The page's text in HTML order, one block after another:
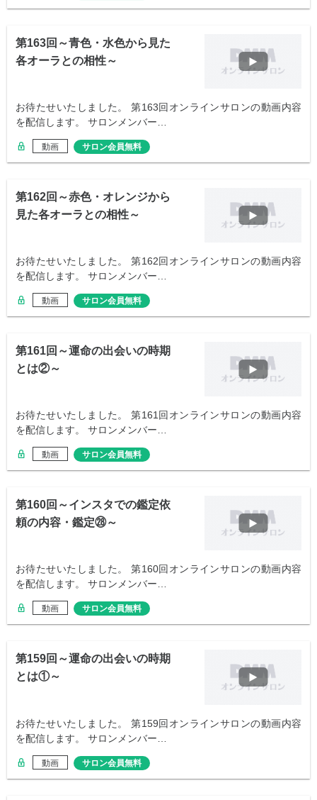
第163回～青色・水色から見た
各オーラとの相性～
お待たせいたしました。 第163回オンラインサロンの動画内容
を配信します。 サロンメンバー…
動画 サロン会員無料
第162回～赤色・オレンジから
見た各オーラとの相性～
お待たせいたしました。 第162回オンラインサロンの動画内容
を配信します。 サロンメンバー…
動画 サロン会員無料
第161回～運命の出会いの時期
とは②～
お待たせいたしました。 第161回オンラインサロンの動画内容
を配信します。 サロンメンバー…
動画 サロン会員無料
第160回～インスタでの鑑定依
頼の内容・鑑定㉘～
お待たせいたしました。 第160回オンラインサロンの動画内容
を配信します。 サロンメンバー…
動画 サロン会員無料
第159回～運命の出会いの時期
とは①～
お待たせいたしました。 第159回オンラインサロンの動画内容
を配信します。 サロンメンバー…
動画 サロン会員無料